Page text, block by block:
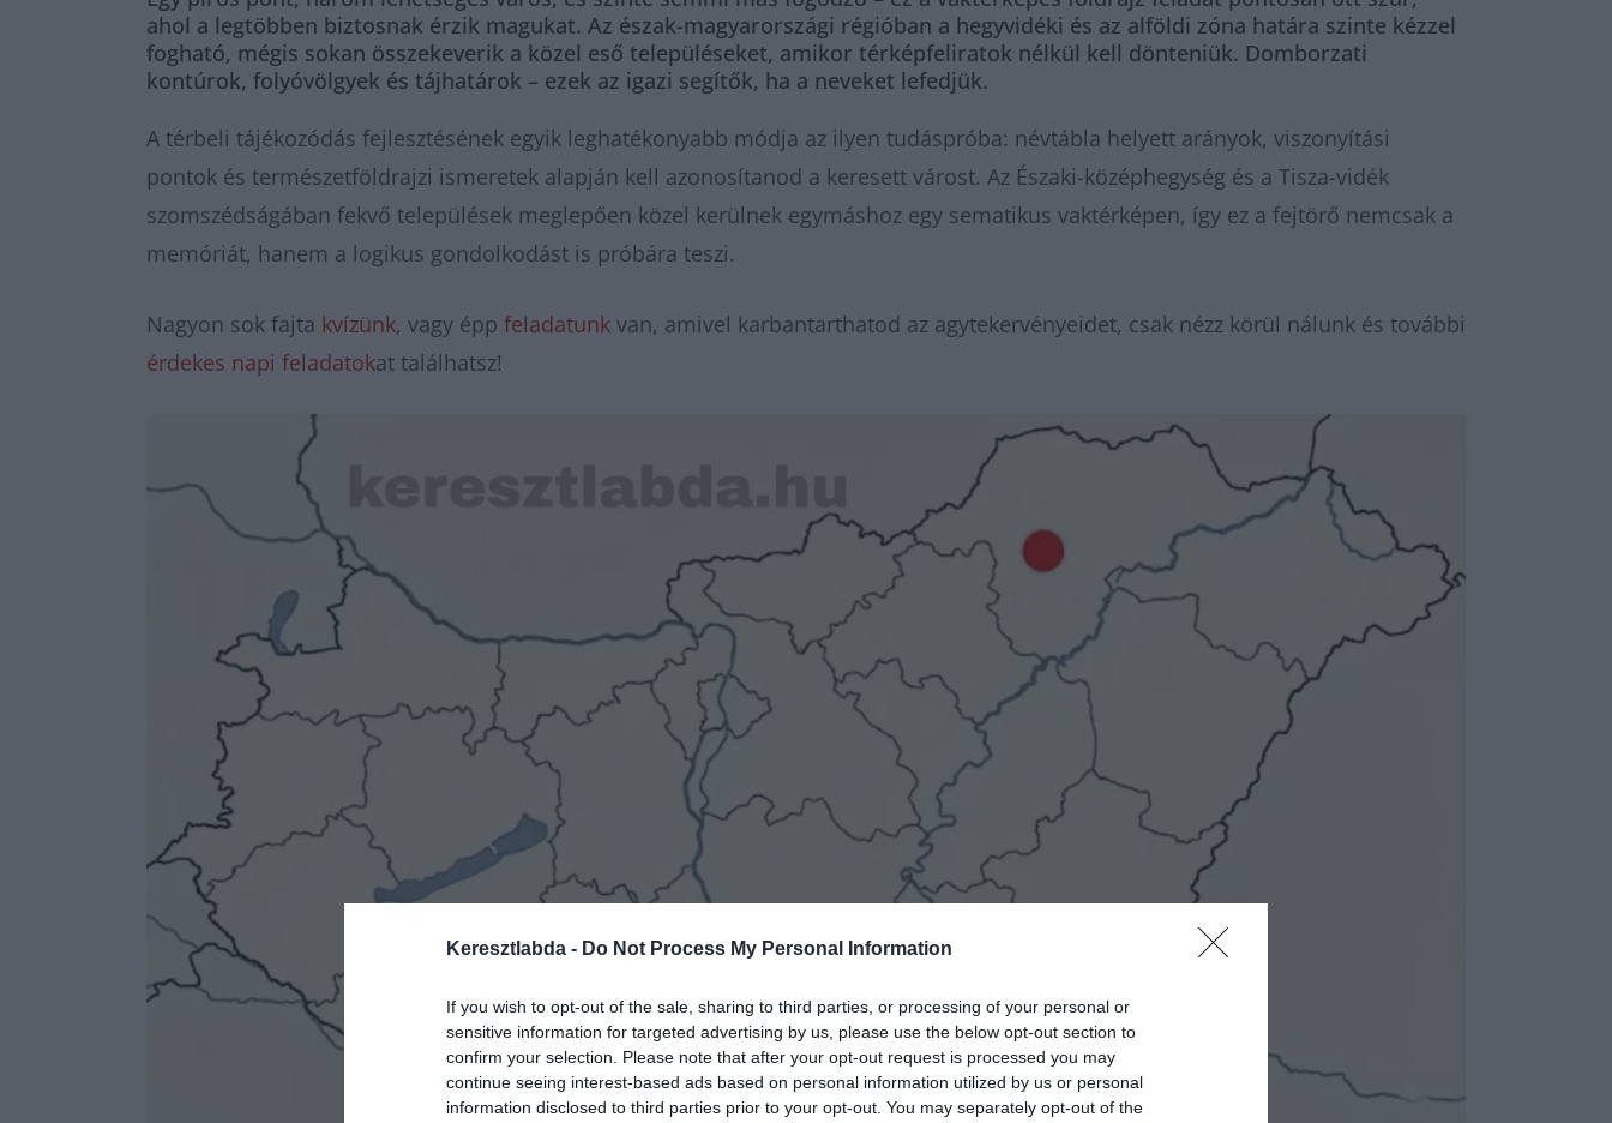
Keresztlabda - Do Not Process My Personal Information
If you wish to opt-out of the sale, sharing to third parties, or processing of your personal or
sensitive information for targeted advertising by us, please use the below opt-out section to
confirm your selection. Please note that after your opt-out request is processed you may
continue seeing interest-based ads based on personal information utilized by us or personal
information disclosed to third parties prior to your opt-out. You may separately opt-out of the
ahol a legtöbben biztosnak érzik magukat. Az észak-magyarországi régióban a hegyvidéki és az alföldi zóna határa szinte kézzel
fogható, mégis sokan összekeverik a közel eső településeket, amikor térképfeliratok nélkül kell dönteniük. Domborzati
kontúrok, folyóvölgyek és tájhatárok – ezek az igazi segítők, ha a neveket lefedjük.
A térbeli tájékozódás fejlesztésének egyik leghatékonyabb módja az ilyen tudáspróba: névtábla helyett arányok, viszonyítási
pontok és természetföldrajzi ismeretek alapján kell azonosítanod a keresett várost. Az Északi-középhegység és a Tisza-vidék
szomszédságában fekvő települések meglepően közel kerülnek egymáshoz egy sematikus vaktérképen, így ez a fejtörő nemcsak a
memóriát, hanem a logikus gondolkodást is próbára teszi.
Nagyon sok fajta kvízünk, vagy épp feladatunk van, amivel karbantarthatod az agytekervényeidet, csak nézz körül nálunk és további
érdekes napi feladatokat találhatsz!